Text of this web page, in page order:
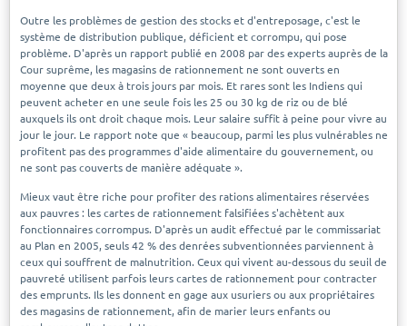
Outre les problèmes de gestion des stocks et d'entreposage, c'est le
système de distribution publique, déficient et corrompu, qui pose
problème. D'après un rapport publié en 2008 par des experts auprès de la
Cour suprême, les magasins de rationnement ne sont ouverts en
moyenne que deux à trois jours par mois. Et rares sont les Indiens qui
peuvent acheter en une seule fois les 25 ou 30 kg de riz ou de blé
auxquels ils ont droit chaque mois. Leur salaire suffit à peine pour vivre au
jour le jour. Le rapport note que « beaucoup, parmi les plus vulnérables ne
profitent pas des programmes d'aide alimentaire du gouvernement, ou
ne sont pas couverts de manière adéquate ».
Mieux vaut être riche pour profiter des rations alimentaires réservées
aux pauvres : les cartes de rationnement falsifiées s'achètent aux
fonctionnaires corrompus. D'après un audit effectué par le commissariat
au Plan en 2005, seuls 42 % des denrées subventionnées parviennent à
ceux qui souffrent de malnutrition. Ceux qui vivent au-dessous du seuil de
pauvreté utilisent parfois leurs cartes de rationnement pour contracter
des emprunts. Ils les donnent en gage aux usuriers ou aux propriétaires
des magasins de rationnement, afin de marier leurs enfants ou